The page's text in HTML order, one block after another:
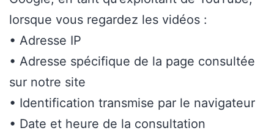
lorsque vous regardez les vidéos :
• Adresse IP
• Adresse spécifique de la page consultée
sur notre site
• Identification transmise par le navigateur
• Date et heure de la consultation